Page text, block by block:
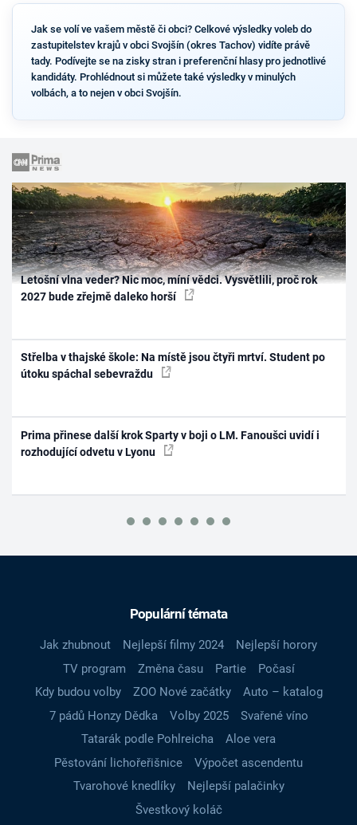
Jak se volí ve vašem městě či obci? Celkové výsledky voleb do
zastupitelstev krajů v obci Svojšín (okres Tachov) vidíte právě
tady. Podívejte se na zisky stran i preferenční hlasy pro jednotlivé
kandidáty. Prohlédnout si můžete také výsledky v minulých
volbách, a to nejen v obci Svojšín.
Letošní vlna veder? Nic moc, míní vědci. Vysvětlili, proč rok
2027 bude zřejmě daleko horší
Střelba v thajské škole: Na místě jsou čtyři mrtví. Student po
útoku spáchal sebevraždu
Prima přinese další krok Sparty v boji o LM. Fanoušci uvidí i
rozhodující odvetu v Lyonu
Populární témata
Jak zhubnout Nejlepší filmy 2024
Nejlepší horory
TV program
Změna času Partie
Počasí
Kdy budou volby
ZOO Nové začátky
Auto – katalog
7 pádů Honzy Dědka
Volby 2025
Svařené víno
Tatarák podle Pohlreicha
Aloe vera
Pěstování lichořeřišnice
Výpočet ascendentu
Tvarohové knedlíky
Nejlepší palačinky
Švestkový koláč